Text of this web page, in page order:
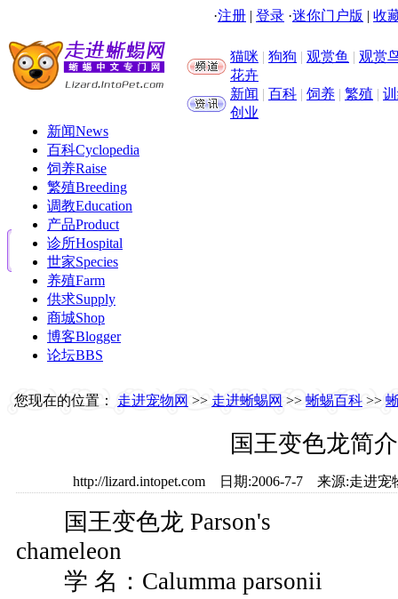
·注册 | 登录 ·迷你门户版 | 收
猫咪 | 狗狗 | 观赏鱼 | 观赏
花卉
新闻 | 百科 | 饲养 | 繁殖 |
创业
新闻News
百科Cyclopedia
饲养Raise
繁殖Breeding
调教Education
产品Product
诊所Hospital
世家Species
养殖Farm
供求Supply
商城Shop
博客Blogger
论坛BBS
您现在的位置： 走进宠物网 >> 走进蜥蜴网 >> 蜥蜴百科 >>
国王变色龙简介
http://lizard.intopet.com 日期:2006-7-7 来源:走进
国王变色龙 Parson's
chameleon
学 名：Calumma parsonii